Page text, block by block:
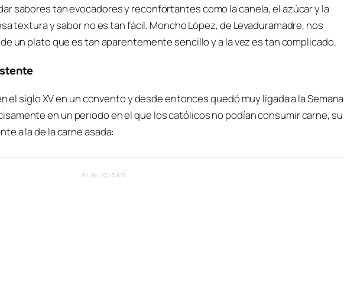
sabores tan evocadores y reconfortantes como la canela, el azúcar y la
textura y sabor no es tan fácil. Moncho López, de Levaduramadre, nos
un plato que es tan aparentemente sencillo y a la vez es tan complicado.
el siglo XV en un convento y desde entonces quedó muy ligada a la Semana
en un periodo en el que los católicos no podían consumir carne, su
a la de la carne asada:
PUBLICIDAD